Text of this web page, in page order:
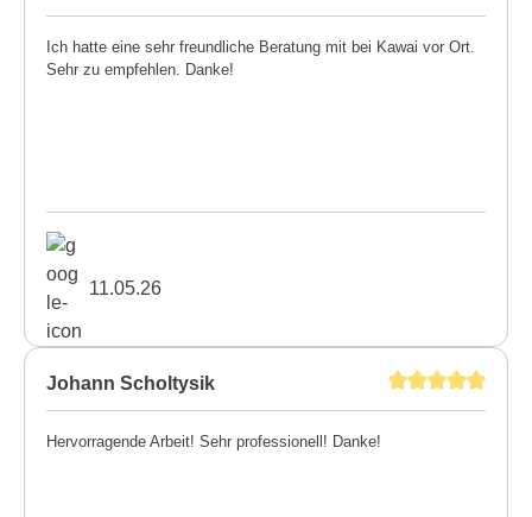
Ich hatte eine sehr freundliche Beratung mit bei Kawai vor Ort.
Sehr zu empfehlen. Danke!
11.05.26
Johann Scholtysik
Hervorragende Arbeit! Sehr professionell! Danke!